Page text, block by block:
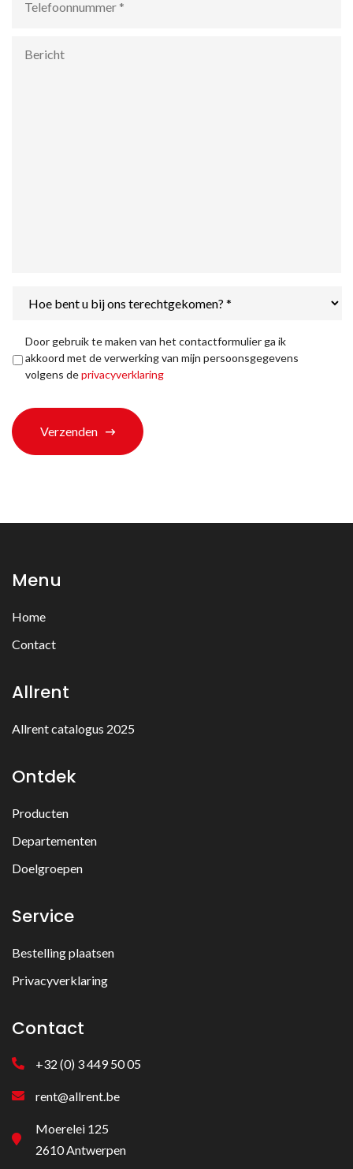
bent
ons
terechtgekomen?
Privacyverklaring *
Door gebruik te maken van het contactformulier ga ik
akkoord met de verwerking van mijn persoonsgegevens
volgens deprivacyverklaring
Verzenden
Menu
Home
Contact
Allrent
Allrent catalogus 2025
Ontdek
Producten
Departementen
Doelgroepen
Service
Bestelling plaatsen
Privacyverklaring
Contact
+32 (0) 3 449 50 05
rent@allrent.be
Moerelei 125
2610 Antwerpen